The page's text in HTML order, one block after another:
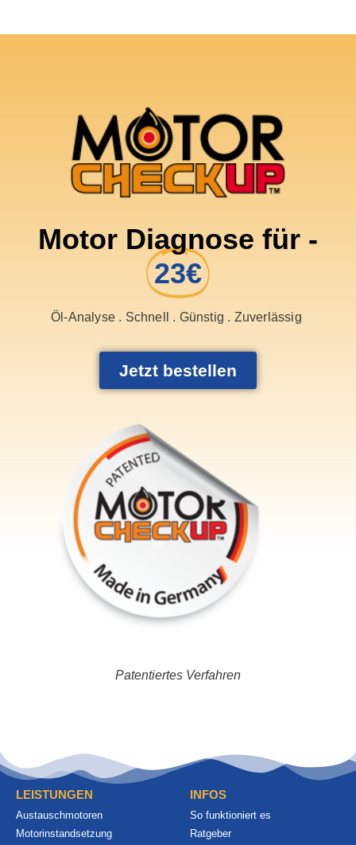
Motor Diagnose für -
23€
Öl-Analyse . Schnell . Günstig . Zuverlässig
Jetzt bestellen
Patentiertes Verfahren
LEISTUNGEN
Austauschmotoren
Motorinstandsetzung
INFOS
So funktioniert es
Ratgeber